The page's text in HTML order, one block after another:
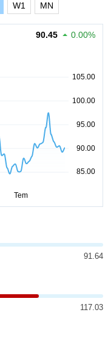
W1 MN
90.45 0.00%
91.64
117.03